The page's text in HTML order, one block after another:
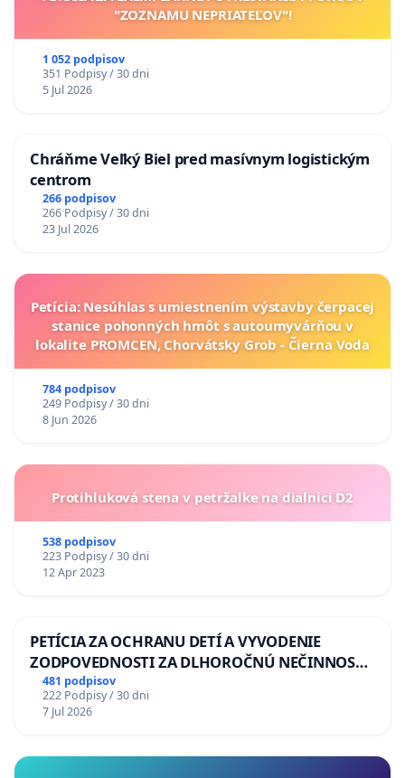
"ZOZNAMU NEPRIATEĽOV"!
1 052 podpisov
351 Podpisy / 30 dni
5 Jul 2026
Chráňme Veľký Biel pred masívnym logistickým
centrom
266 podpisov
266 Podpisy / 30 dni
23 Jul 2026
Petícia: Nesúhlas s umiestnením výstavby čerpacej
stanice pohonných hmôt s autoumyvárňou v
lokalite PROMCEN, Chorvátsky Grob - Čierna Voda
784 podpisov
249 Podpisy / 30 dni
8 Jun 2026
Protihluková stena v petržalke na dialnici D2
538 podpisov
223 Podpisy / 30 dni
12 Apr 2023
PETÍCIA ZA OCHRANU DETÍ A VYVODENIE
ZODPOVEDNOSTI ZA DLHOROČNÚ NEČINNOSŤ
A ZLYHANIE ŠTÁTU
481 podpisov
222 Podpisy / 30 dni
7 Jul 2026